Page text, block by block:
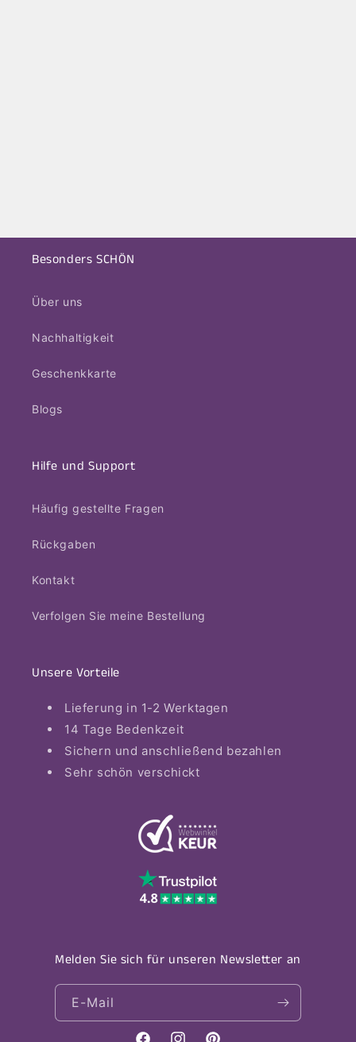
Besonders SCHÖN
Über uns
Nachhaltigkeit
Geschenkkarte
Blogs
Hilfe und Support
Häufig gestellte Fragen
Rückgaben
Kontakt
Verfolgen Sie meine Bestellung
Unsere Vorteile
Lieferung in 1-2 Werktagen
14 Tage Bedenkzeit
Sichern und anschließend bezahlen
Sehr schön verschickt
Melden Sie sich für unseren Newsletter an
E-Mail